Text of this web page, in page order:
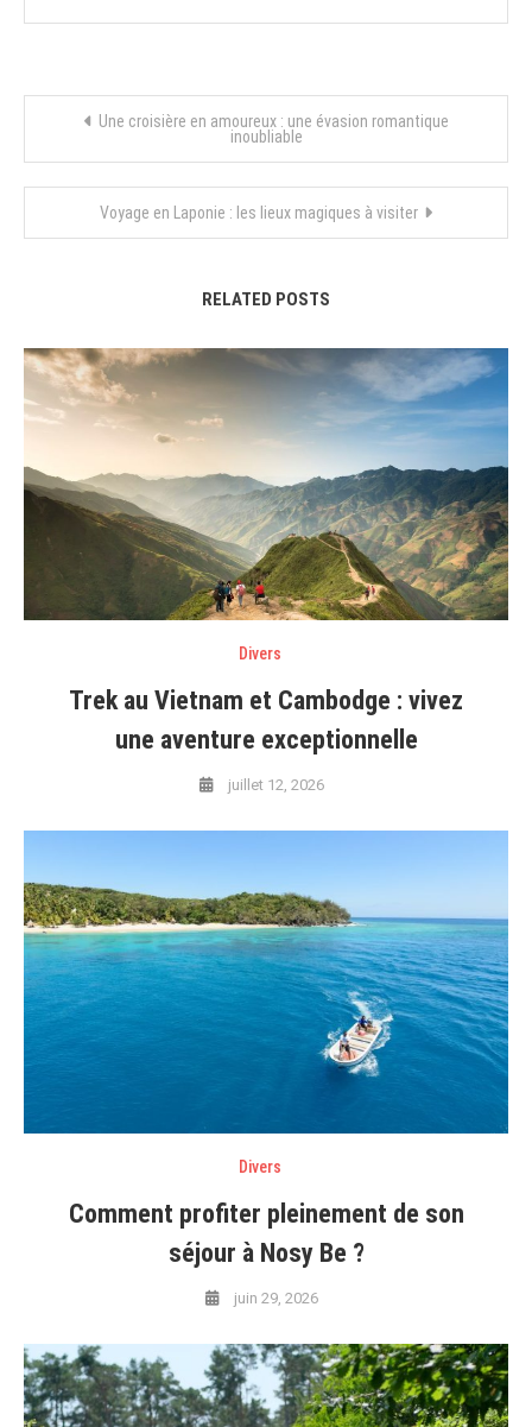
Navigation
de
l’article
Une croisière en amoureux : une évasion romantique
inoubliable
Voyage en Laponie : les lieux magiques à visiter
RELATED POSTS
Divers
Trek au Vietnam et Cambodge : vivez
une aventure exceptionnelle
juillet 12, 2026
Divers
Comment profiter pleinement de son
séjour à Nosy Be ?
juin 29, 2026